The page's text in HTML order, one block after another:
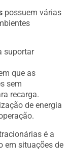
possuem várias
suportar
que as
sem
recarga.
de energia
é a
em situações de